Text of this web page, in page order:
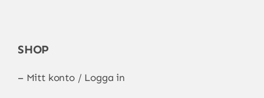
SHOP
– Mitt konto / Logga in